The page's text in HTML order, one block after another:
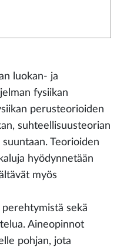
luokan- ja
fysiikan
perusteorioiden
suhteellisuusteorian
Teorioiden
hyödynnetään
myös
sekä
Aineopinnot
pohjan, jota